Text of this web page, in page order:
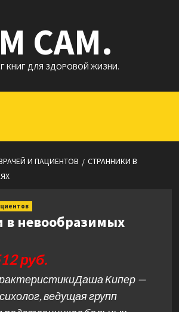
САМ.
КНИГ ДЛЯ ЗДОРОВОЙ ЖИЗНИ.
И ПАЦИЕНТОВ
СТРАННИКИ В
в невообразимых
руб.
Кипер —
ведущая групп